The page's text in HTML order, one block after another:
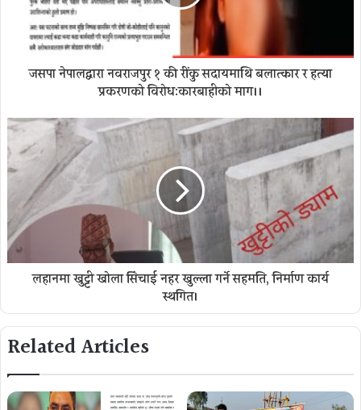
जसपा नेपालद्वारा नवराजपुर १ की रींकु सदायमाथि बलात्कार र हत्या
प्रकरणको विरोध:कारबाहीको माग।।
लहानमा खुट्टी खोला सिंचाई नहर खुल्ला गर्ने सहमति, निर्माण कार्य
स्थगित।
Related Articles